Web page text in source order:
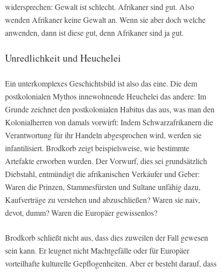
widersprechen: Gewalt ist schlecht. Afrikaner sind gut. Also
wenden Afrikaner keine Gewalt an. Wenn sie aber doch welche
anwenden, dann ist diese gut, denn Afrikaner sind ja gut.
Unredlichkeit und Heuchelei
Ein unterkomplexes Geschichtsbild ist also das eine. Die dem
postkolonialen Mythos innewohnende Heuchelei das andere: Im
Grunde zeichnet den postkolonialen Habitus das aus, was man den
Kolonialherren von damals vorwirft: Indem Schwarzafrikanern die
Verantwortung für ihr Handeln abgesprochen wird, werden sie
infantilisiert. Brodkorb zeigt beispielsweise, wie bestimmte
Artefakte erworben wurden. Der Vorwurf, dies sei grundsätzlich
Diebstahl, entmündigt die afrikanischen Verkäufer und Geber:
Waren die Prinzen, Stammesfürsten und Sultane unfähig dazu,
Kaufverträge zu verstehen und abzuschließen? Waren sie naiv,
devot, dumm? Waren die Europäer gewissenlos?
Brodkorb schließt nicht aus, dass dies zuweilen der Fall gewesen
sein kann. Er leugnet nicht Machtgefälle oder für Europäer
vorteilhafte kulturelle Gepflogenheiten. Aber er besteht darauf, dass